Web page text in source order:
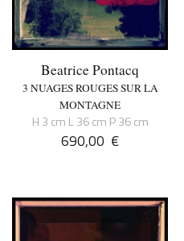
Beatrice Pontacq
3 NUAGES ROUGES SUR LA
MONTAGNE
H 3 cm L 36 cm P 36 cm
690,00 €